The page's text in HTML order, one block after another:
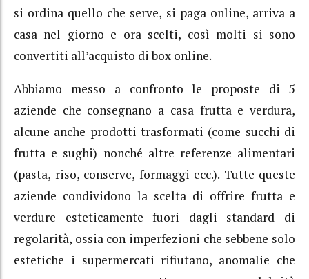
si ordina quello che serve, si paga online, arriva a
casa nel giorno e ora scelti, così molti si sono
convertiti all’acquisto di box online.
Abbiamo messo a confronto le proposte di 5
aziende che consegnano a casa frutta e verdura,
alcune anche prodotti trasformati (come succhi di
frutta e sughi) nonché altre referenze alimentari
(pasta, riso, conserve, formaggi ecc.). Tutte queste
aziende condividono la scelta di offrire frutta e
verdure esteticamente fuori dagli standard di
regolarità, ossia con imperfezioni che sebbene solo
estetiche i supermercati rifiutano, anomalie che